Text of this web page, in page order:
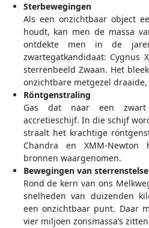
Sterbewegingen
Als een onzichtbaar object
houdt, kan men de massa
ontdekte men in de
zwartegatkandidaat: Cygnus
sterrenbeeld Zwaan. Het
onzichtbare metgezel
Röntgenstraling
Gas dat naar een
accretieschijf. In die schijf
straalt het krachtige
Chandra en XMM-
bronnen waargenomen.
Bewegingen van
Rond de kern van ons
snelheden van duizenden
een onzichtbaar punt. Daar
vier miljoen zonsmassa’s